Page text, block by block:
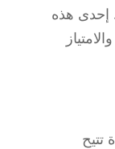
إحدى هذه
تتيح